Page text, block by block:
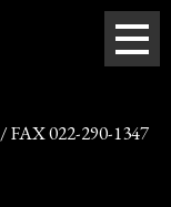
/ FAX 022-290-1347